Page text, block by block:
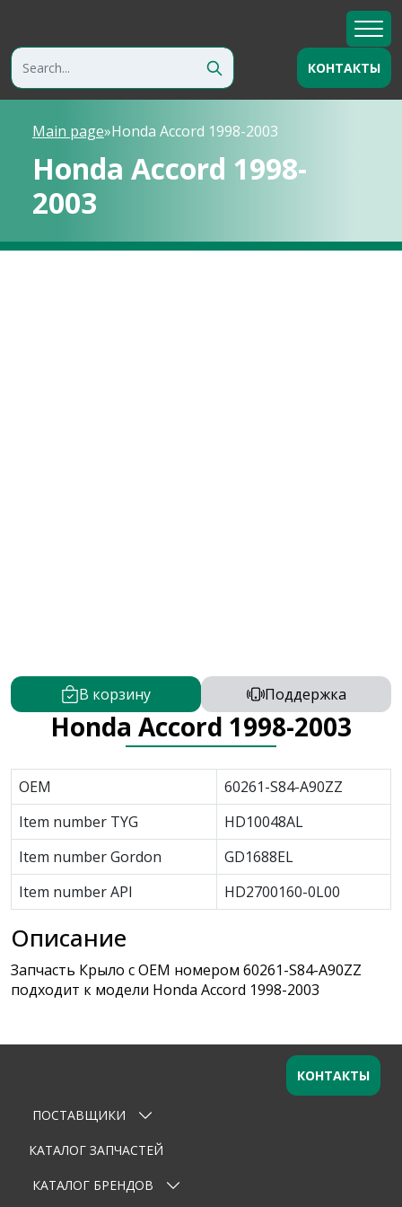
КОНТАКТЫ
Main page»Honda Accord 1998-2003
Honda Accord 1998-
2003
В корзину Поддержка
Honda Accord 1998-2003
OEM
60261-S84-A90ZZ
Item number TYG
HD10048AL
Item number Gordon
GD1688EL
Item number API
HD2700160-0L00
Описание
Запчасть Крыло с OEM номером 60261-S84-A90ZZ
подходит к модели Honda Accord 1998-2003
Оставьте заявку
Ваше имя
Email
ПОСТАВЩИКИ
КАТАЛОГ ЗАПЧАСТЕЙ
КАТАЛОГ БРЕНДОВ
КОНТАКТЫ